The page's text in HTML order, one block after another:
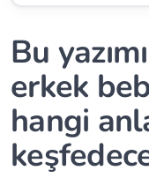
Bu
erkek
hangi